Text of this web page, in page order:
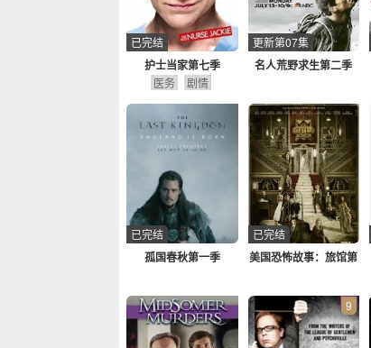
护士当家第七季
已完结
医务 剧情
名人荒野求生第二季
更新第07集
孤国春秋第一季
已完结
美国恐怖故事：旅馆第
已完结
9